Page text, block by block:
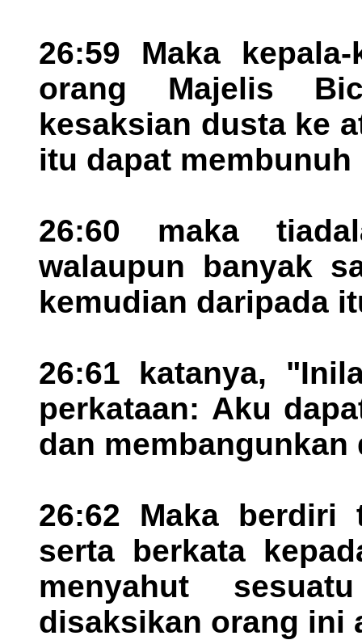
26:59 Maka
orang Majelis
kesaksian dusta ke
itu dapat membunuh
26:60 maka
walaupun banyak
kemudian daripada
26:61 katanya,
perkataan: Aku
dan
26:62 Maka berdiri
serta berkata
menyahut
disaksikan orang ini